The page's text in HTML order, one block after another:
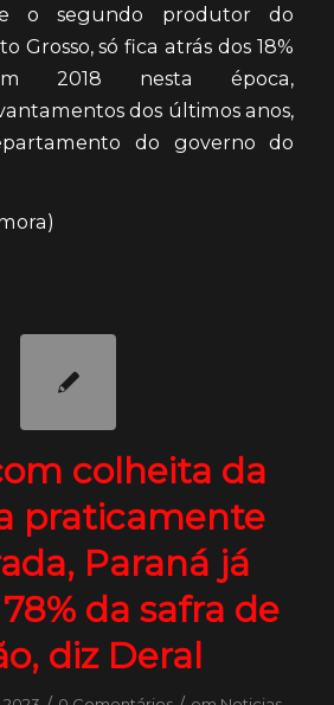
o segundo produtor do
Grosso, só fica atrás dos 18%
2018 nesta época,
dos últimos anos,
do governo do
colheita da
praticamente
Paraná já
da safra de
diz Deral